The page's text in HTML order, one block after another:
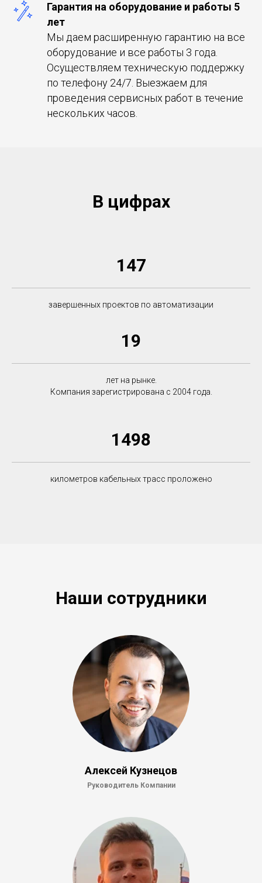
Гарантия на оборудование и работы 5
лет
Мы даем расширенную гарантию на все
оборудование и все работы 3 года.
Осуществляем техническую поддержку
по телефону 24/7. Выезжаем для
проведения сервисных работ в течение
нескольких часов.
В цифрах
147
завершенных проектов по автоматизации
19
лет на рынке.
Компания зарегистрирована с 2004 года.
1498
километров кабельных трасс проложено
Наши сотрудники
Алексей Кузнецов
Руководитель Компании